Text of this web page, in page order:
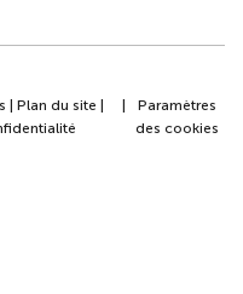
|Plan du site
Paramètres
des cookies